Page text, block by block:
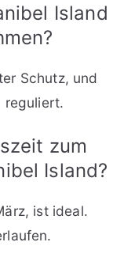
Island
Schutz, und
reguliert.
zum
Island?
ist ideal.